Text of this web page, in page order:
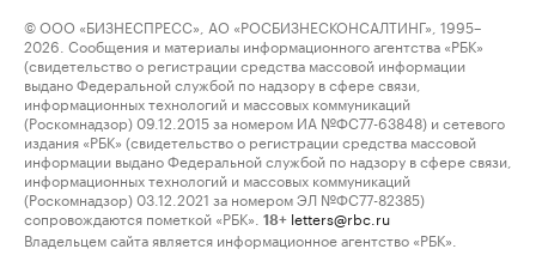
© ООО «БИЗНЕСПРЕСС», АО «РОСБИЗНЕСКОНСАЛТИНГ», 1995–
2026. Сообщения и материалы информационного агентства «РБК»
(свидетельство о регистрации средства массовой информации
выдано Федеральной службой по надзору в сфере связи,
информационных технологий и массовых коммуникаций
(Роскомнадзор) 09.12.2015 за номером ИА №ФС77-63848) и сетевого
издания «РБК» (свидетельство о регистрации средства массовой
информации выдано Федеральной службой по надзору в сфере связи,
информационных технологий и массовых коммуникаций
(Роскомнадзор) 03.12.2021 за номером ЭЛ №ФС77-82385)
сопровождаются пометкой «РБК».
18+ letters@rbc.ru
Владельцем сайта является информационное агентство «РБК».